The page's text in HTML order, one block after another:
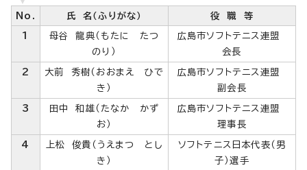
No. 氏 名（ふりがな） 役 職 等
1
母谷 龍典（もたに たつ
のり）
広島市ソフトテニス連盟
会長
2
大前 秀樹（おおまえ ひで
き）
広島市ソフトテニス連盟
副会長
3
田中 和雄（たなか かず
お）
広島市ソフトテニス連盟
理事長
4
上松 俊貴（うえまつ とし
き）
ソフトテニス日本代表（男
子）選手